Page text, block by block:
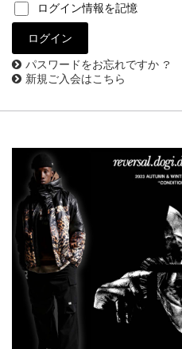
ログイン情報を記憶
パスワードをお忘れですか ?
新規ご入会はこちら